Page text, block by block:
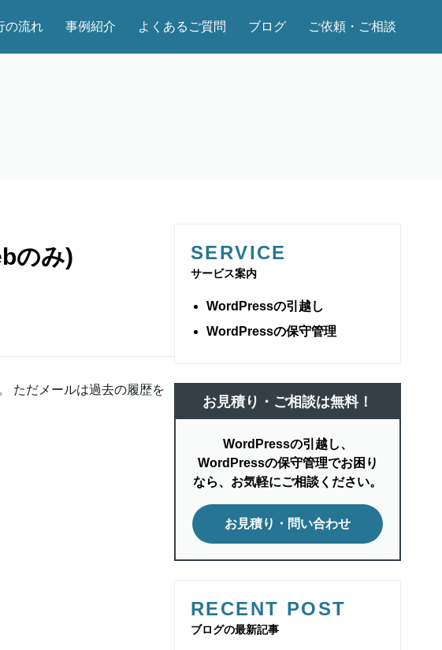
の流れ 事例紹介 よくあるご質問 ブログ ご依頼・ご相談
のみ)
ただメールは過去の履歴を
SERVICE
サービス案内
WordPressの引越し
WordPressの保守管理
お見積り・ご相談は無料！
WordPressの引越し、
WordPressの保守管理でお困り
なら、お気軽にご相談ください。
お見積り・問い合わせ
RECENT POST
ブログの最新記事